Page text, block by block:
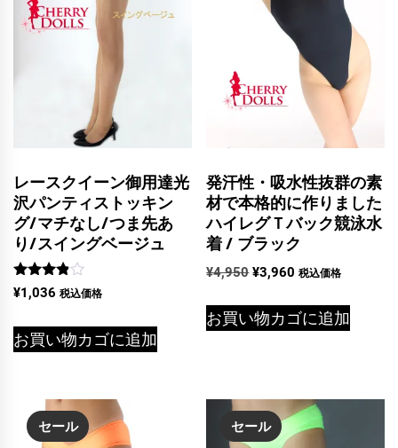
レースクイーン御用達光
沢パンティストッキン
グ/マチなし/つま先あ
り/スイングベージュ
5段階中
3.75
¥1,036 税込価格
お買い物カゴに追加
発汗性・吸水性抜群の素
材で本格的に作りました
ハイレグＴバック競泳水
着 / ブラック
¥4,950 元
価
格
で
し
た。
¥3,960 現
の
価
¥3,960
で
税込価格
お買い物カゴに追加
セール セール